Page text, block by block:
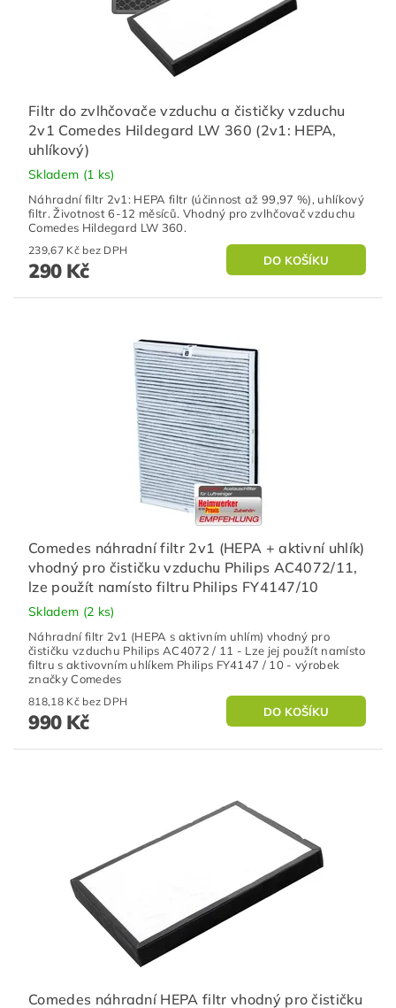
Filtr do zvlhčovače vzduchu a čističky vzduchu
2v1 Comedes Hildegard LW 360 (2v1: HEPA,
uhlíkový)
Skladem (1 ks)
Náhradní filtr 2v1: HEPA filtr (účinnost až 99,97 %), uhlíkový
filtr. Životnost 6-12 měsíců. Vhodný pro zvlhčovač vzduchu
Comedes Hildegard LW 360.
239,67 Kč bez DPH
290 Kč
Comedes náhradní filtr 2v1 (HEPA + aktivní uhlík)
vhodný pro čističku vzduchu Philips AC4072/11,
lze použít namísto filtru Philips FY4147/10
Skladem (2 ks)
Náhradní filtr 2v1 (HEPA s aktivním uhlím) vhodný pro
čističku vzduchu Philips AC4072 / 11 - Lze jej použít namísto
filtru s aktivovním uhlíkem Philips FY4147 / 10 - výrobek
značky Comedes
818,18 Kč bez DPH
990 Kč
Comedes náhradní HEPA filtr vhodný pro čističku